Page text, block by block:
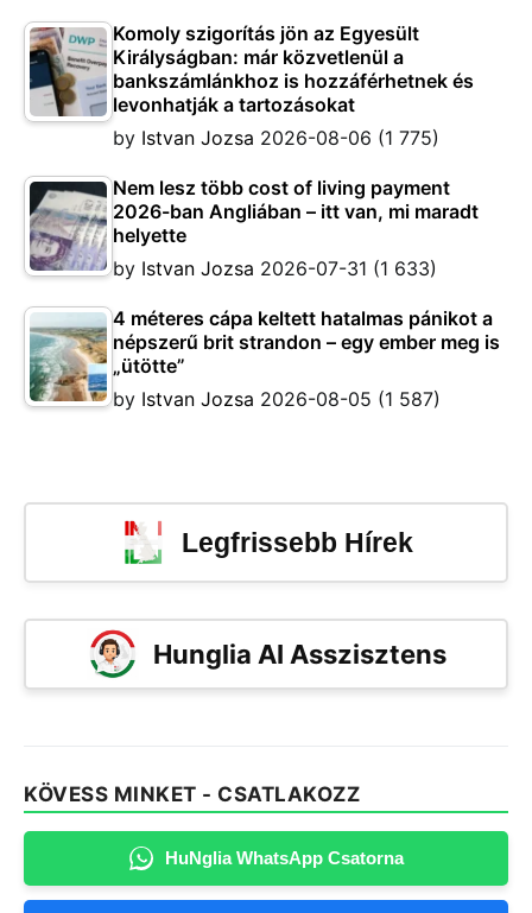
Komoly szigorítás jön az Egyesült
Királyságban: már közvetlenül a
bankszámlánkhoz is hozzáférhetnek és
levonhatják a tartozásokat
by Istvan Jozsa 2026-08-06 (1 775)
Nem lesz több cost of living payment
2026-ban Angliában – itt van, mi maradt
helyette
by Istvan Jozsa 2026-07-31 (1 633)
4 méteres cápa keltett hatalmas pánikot a
népszerű brit strandon – egy ember meg is
„ütötte”
by Istvan Jozsa 2026-08-05 (1 587)
Legfrissebb Hírek
Hunglia AI Asszisztens
KÖVESS MINKET - CSATLAKOZZ
HuNglia WhatsApp Csatorna